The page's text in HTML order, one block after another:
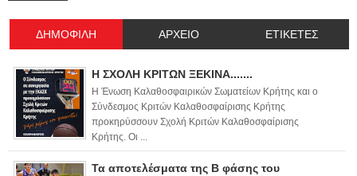
ΔΗΜΟΦΙΛΗ ΑΡΧΕΙΟ ΕΤΙΚΕΤΕΣ
Η ΣΧΟΛΗ ΚΡΙΤΩΝ ΞΕΚΙΝΑ.......
Η Ένωση Καλαθοσφαιρικών Σωματείων Κρήτης και ο
Σύνδεσμος Κριτών Καλαθοσφαίρισης Κρήτης
προκηρύσσουν Σχολή Κριτών Καλαθοσφαίρισης
Κρήτης. Οι ...
Τα αποτελέσματα της Β φάσης του